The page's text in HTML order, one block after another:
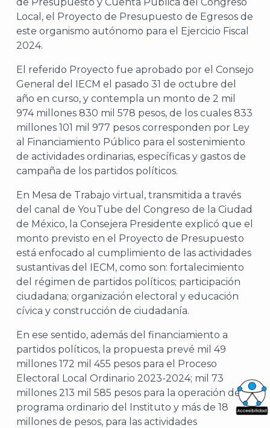
Local, el Proyecto de Presupuesto de Egresos de
este organismo autónomo para el Ejercicio Fiscal
2024.
El referido Proyecto fue aprobado por el Consejo
General del IECM el pasado 31 de octubre del
año en curso, y contempla un monto de 2 mil
974 millones 830 mil 578 pesos, de los cuales 833
millones 101 mil 977 pesos corresponden por Ley
al Financiamiento Público para el sostenimiento
de actividades ordinarias, específicas y gastos de
campaña de los partidos políticos.
En Mesa de Trabajo virtual, transmitida a través
del canal de YouTube del Congreso de la Ciudad
de México, la Consejera Presidente explicó que el
monto previsto en el Proyecto de Presupuesto
está enfocado al cumplimiento de las actividades
sustantivas del IECM, como son: fortalecimiento
del régimen de partidos políticos; participación
ciudadana; organización electoral y educación
cívica y construcción de ciudadanía.
En ese sentido, además del financiamiento a
partidos políticos, la propuesta prevé mil 49
millones 172 mil 455 pesos para el Proceso
Electoral Local Ordinario 2023-2024; mil 73
millones 213 mil 585 pesos para la operación del
programa ordinario del Instituto y más de 18
millones de pesos, para las actividades